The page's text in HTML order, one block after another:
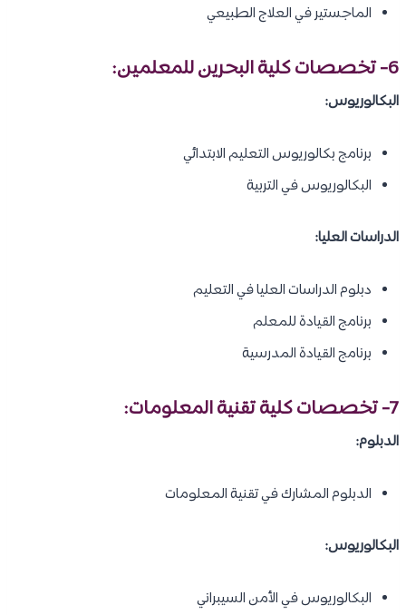
الماجستير في العلاج الطبيعي
6- تخصصات كلية البحرين للمعلمين:
البكالوريوس:
برنامج بكالوريوس التعليم الابتدائي
البكالوريوس في التربية
الدراسات العليا:
دبلوم الدراسات العليا في التعليم
برنامج القيادة للمعلم
برنامج القيادة المدرسية
7- تخصصات كلية تقنية المعلومات:
الدبلوم:
الدبلوم المشارك في تقنية المعلومات
البكالوريوس:
البكالوريوس في الأمن السيبراني